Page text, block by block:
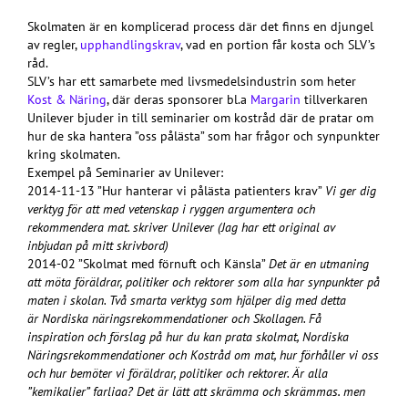
Skolmaten är en komplicerad process där det finns en djungel
av regler, upphandlingskrav, vad en portion får kosta och SLV’s
råd.
SLV’s har ett samarbete med livsmedelsindustrin som heter
Kost & Näring, där deras sponsorer bl.a Margarin tillverkaren
Unilever bjuder in till seminarier om kostråd där de pratar om
hur de ska hantera ”oss pålästa” som har frågor och synpunkter
kring skolmaten.
Exempel på Seminarier av Unilever:
2014-11-13 ”Hur hanterar vi pålästa patienters krav” Vi ger dig
verktyg för att med vetenskap i ryggen argumentera och
rekommendera mat. skriver Unilever (Jag har ett original av
inbjudan på mitt skrivbord)
2014-02 ”Skolmat med förnuft och Känsla”Det är en utmaning
att möta föräldrar, politiker och rektorer som alla har synpunkter på
maten i skolan. Två smarta verktyg som hjälper dig med detta
är Nordiska näringsrekommendationer och Skollagen. Få
inspiration och förslag på hur du kan prata skolmat, Nordiska
Näringsrekommendationer och Kostråd om mat, hur förhåller vi oss
och hur bemöter vi föräldrar, politiker och rektorer. Är alla
”kemikalier” farliga? Det är lätt att skrämma och skrämmas, men